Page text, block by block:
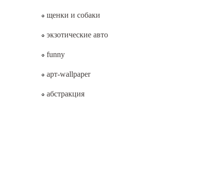
щенки и собаки
экзотические авто
funny
арт-wallpaper
абстракция